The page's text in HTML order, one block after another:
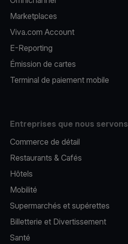
Marketplaces
Viva.com Account
E-Reporting
Émission de cartes
Terminal de paiement mobile
Entreprises que nous servons
Commerce de détail
Restaurants & Cafés
Hôtels
Mobilité
Supermarchés et supérettes
Billetterie et Divertissement
Santé